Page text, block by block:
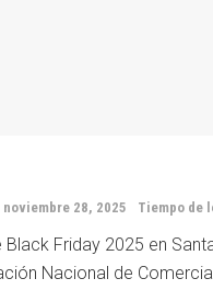
noviembre 28, 2025 Tiempo de
Black Friday 2025 en
Nacional de